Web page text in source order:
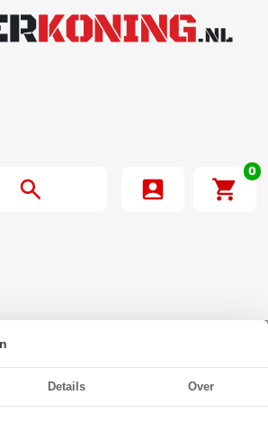
0
DIN 931 M16x240mm 10.9
Details Over